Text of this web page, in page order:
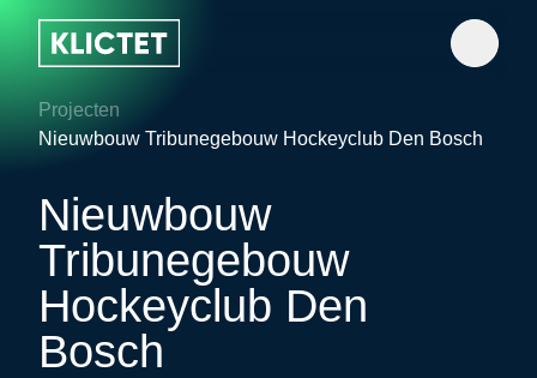
Projecten
Nieuwbouw Tribunegebouw Hockeyclub Den Bosch
Nieuwbouw
Tribunegebouw
Hockeyclub Den
Bosch